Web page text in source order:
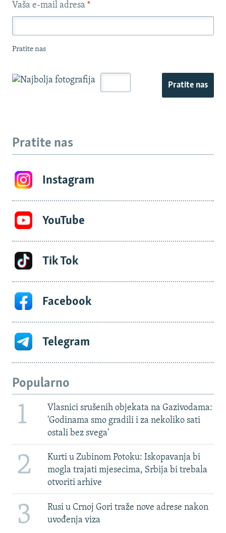
Vaša e-mail adresa *
Pratite nas
Pratite nas
Pratite nas
Instagram
YouTube
Tik Tok
Facebook
Telegram
Popularno
1
Vlasnici srušenih objekata na Gazivodama:
'Godinama smo gradili i za nekoliko sati
ostali bez svega'
2
Kurti u Zubinom Potoku: Iskopavanja bi
mogla trajati mjesecima, Srbija bi trebala
otvoriti arhive
3
Rusi u Crnoj Gori traže nove adrese nakon
uvođenja viza